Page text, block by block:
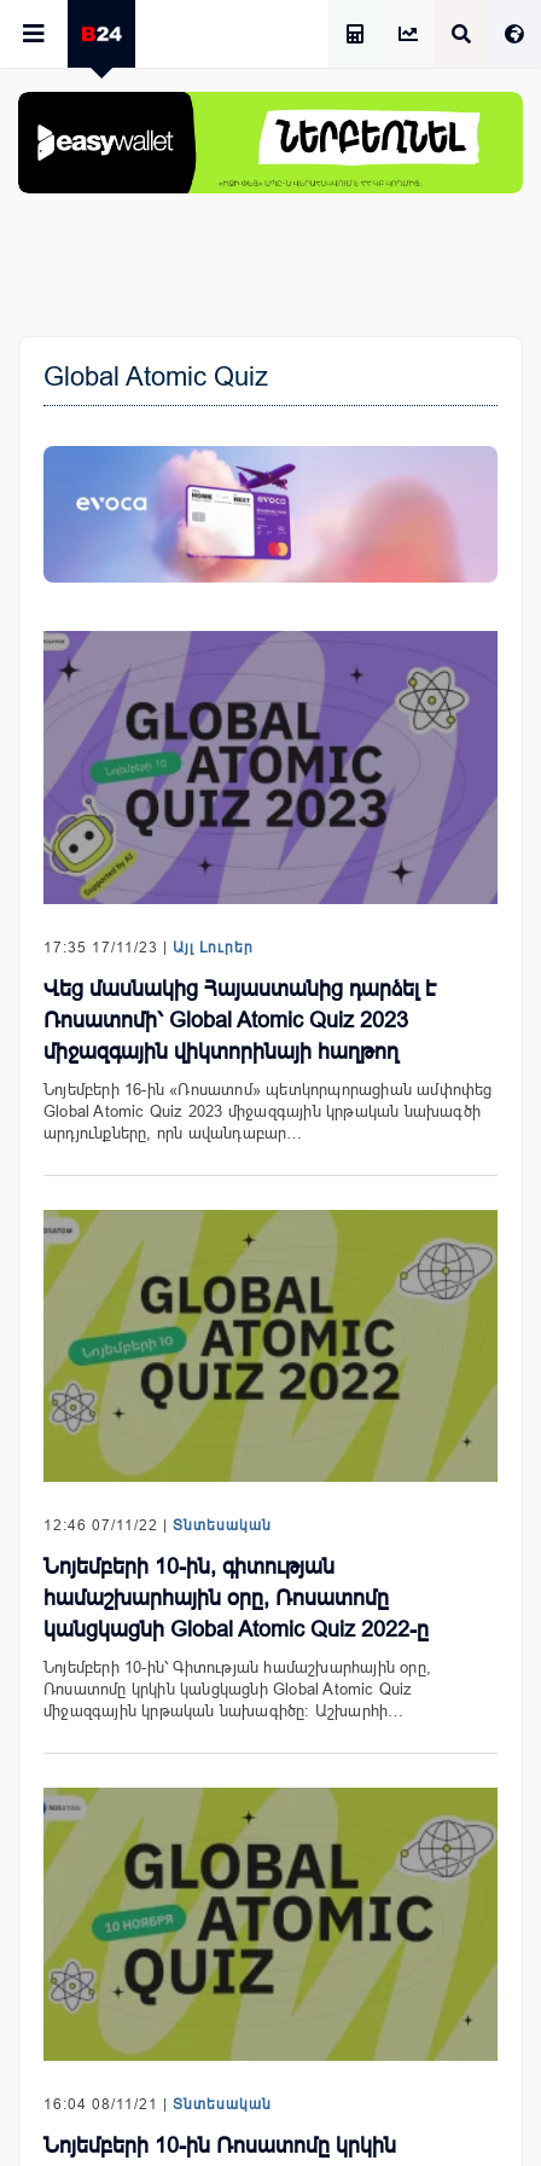
Global Atomic Quiz
17:35 17/11/23 | Այլ Լուրեր
Վեց մասնակից Հայաստանից դարձել է
Ռոսատոմի՝ Global Atomic Quiz 2023
միջազգային վիկտորինայի հաղթող
Նոյեմբերի 16-ին «Ռոսատոմ» պետկորպորացիան ամփոփեց
Global Atomic Quiz 2023 միջազգային կրթական նախագծի
արդյունքները, որն ավանդաբար…
12:46 07/11/22 | Տնտեսական
Նոյեմբերի 10-ին, գիտության
համաշխարհային օրը, Ռոսատոմը
կանցկացնի Global Atomic Quiz 2022-ը
Նոյեմբերի 10-ին՝ Գիտության համաշխարհային օրը,
Ռոսատոմը կրկին կանցկացնի Global Atomic Quiz
միջազգային կրթական նախագիծը։ Աշխարհի…
16:04 08/11/21 | Տնտեսական
Նոյեմբերի 10-ին Ռոսատոմը կրկին